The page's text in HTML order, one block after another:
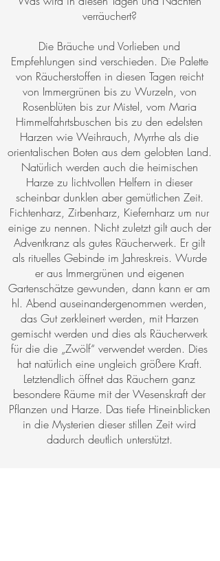
verräuchert?
Die Bräuche und Vorlieben und
Empfehlungen sind verschieden. Die Palette
von Räucherstoffen in diesen Tagen reicht
von Immergrünen bis zu Wurzeln, von
Rosenblüten bis zur Mistel, vom Maria
Himmelfahrtsbuschen bis zu den edelsten
Harzen wie Weihrauch, Myrrhe als die
orientalischen Boten aus dem gelobten Land.
Natürlich werden auch die heimischen
Harze zu lichtvollen Helfern in dieser
scheinbar dunklen aber gemütlichen Zeit.
Fichtenharz, Zirbenharz, Kiefernharz um nur
einige zu nennen. Nicht zuletzt gilt auch der
Adventkranz als gutes Räucherwerk. Er gilt
als rituelles Gebinde im Jahreskreis. Wurde
er aus Immergrünen und eigenen
Gartenschätze gewunden, dann kann er am
hl. Abend auseinandergenommen werden,
das Gut zerkleinert werden, mit Harzen
gemischt werden und dies als Räucherwerk
für die die „Zwölf“ verwendet werden. Dies
hat natürlich eine ungleich größere Kraft.
Letztendlich öffnet das Räuchern ganz
besondere Räume mit der Wesenskraft der
Pflanzen und Harze. Das tiefe Hineinblicken
in die Mysterien dieser stillen Zeit wird
dadurch deutlich unterstützt.